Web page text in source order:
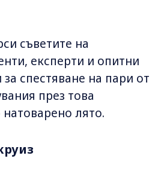
съветите на
експерти и опитни
спестяване на пари от
през това
лято.